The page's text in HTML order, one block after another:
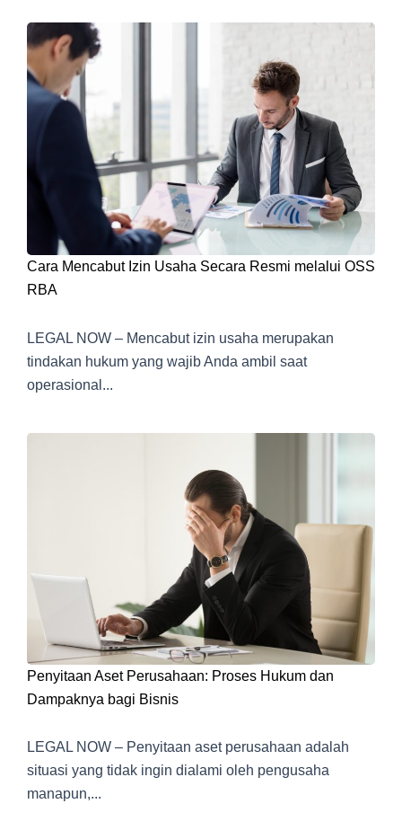
Cara Mencabut Izin Usaha Secara Resmi melalui OSS
RBA
LEGAL NOW – Mencabut izin usaha merupakan
tindakan hukum yang wajib Anda ambil saat
operasional...
Penyitaan Aset Perusahaan: Proses Hukum dan
Dampaknya bagi Bisnis
LEGAL NOW – Penyitaan aset perusahaan adalah
situasi yang tidak ingin dialami oleh pengusaha
manapun,...